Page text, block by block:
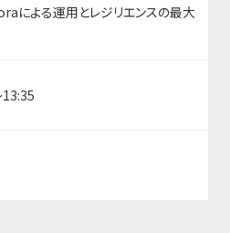
による運用とレジリエンスの最大
13:35